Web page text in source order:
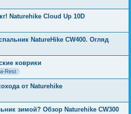
Naturehike Cloud Up 10D
NatureHike CW400. Огляд
коврики
Rest
от Naturehike
зимой? Обзор Naturehike CW300